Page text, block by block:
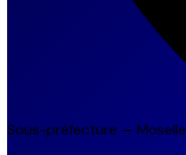
Sous-préfecture — Moselle